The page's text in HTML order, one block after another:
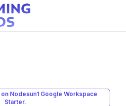
Nodesun1 Google Workspace
Starter.